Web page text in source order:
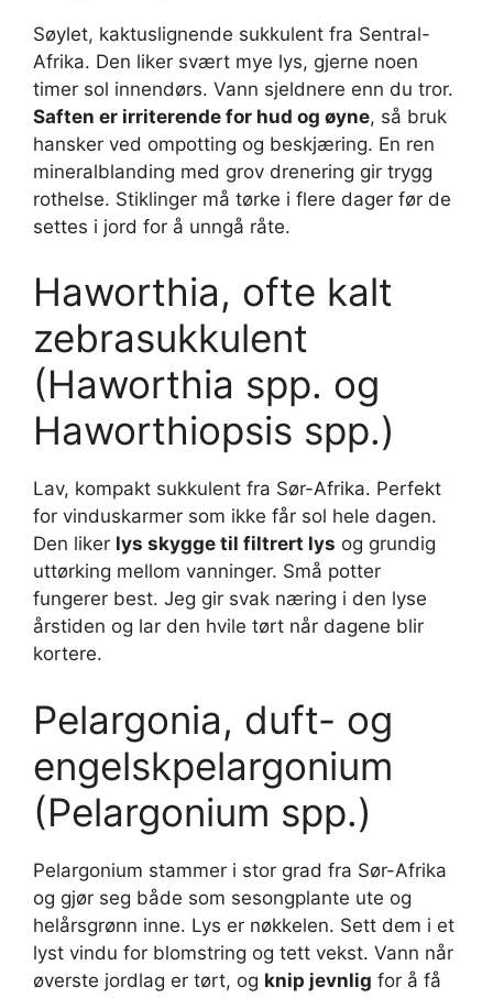
Søylet, kaktuslignende sukkulent fra Sentral-
Afrika. Den liker svært mye lys, gjerne noen
timer sol innendørs. Vann sjeldnere enn du tror.
Saften er irriterende for hud og øyne, så bruk
hansker ved ompotting og beskjæring. En ren
mineralblanding med grov drenering gir trygg
rothelse. Stiklinger må tørke i flere dager før de
settes i jord for å unngå råte.
Haworthia, ofte kalt
zebrasukkulent
(Haworthia spp. og
Haworthiopsis spp.)
Lav, kompakt sukkulent fra Sør-Afrika. Perfekt
for vinduskarmer som ikke får sol hele dagen.
Den liker lys skygge til filtrert lys og grundig
uttørking mellom vanninger. Små potter
fungerer best. Jeg gir svak næring i den lyse
årstiden og lar den hvile tørt når dagene blir
kortere.
Pelargonia, duft- og
engelskpelargonium
(Pelargonium spp.)
Pelargonium stammer i stor grad fra Sør-Afrika
og gjør seg både som sesongplante ute og
helårsgrønn inne. Lys er nøkkelen. Sett dem i et
lyst vindu for blomstring og tett vekst. Vann når
øverste jordlag er tørt, og knip jevnlig for å få